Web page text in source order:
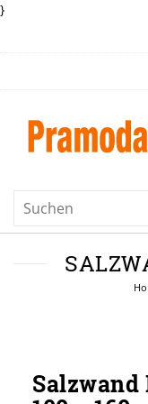
}
Salzwand